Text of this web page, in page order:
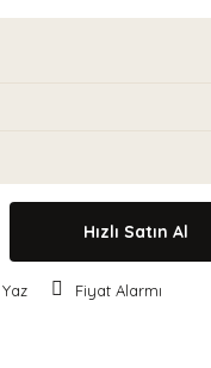
Hızlı Satın Al
Fiyat Alarmı